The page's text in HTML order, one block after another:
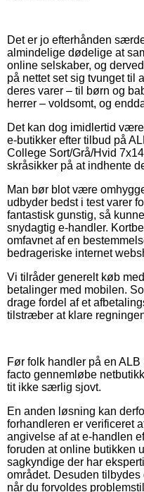
Det er jo efterhånden
almindelige dødelige at
online selskaber, og
på nettet set sig tvunget til
deres varer – til børn og
herrer – voldsomt, og
Det kan dog imidlertid
e-butikker efter tilbud på
College Sort/Grå/Hvid
skråsikker på at indhente
Man bør blot være
udbyder bedst i test varer
fantastisk gunstig, så
snydagtig e-handler.
omfavnet af en
bedrageriske internet
Vi tilråder generelt køb
betalinger med mobilen.
drage fordel af et
tilstræber at klare
Før folk handler på en
facto gennemløbe
tit ikke særlig sjovt.
En anden løsning kan
forhandleren er verificeret
angivelse af at e-handlen
foruden at online butikken
sagkyndige der har
området. Desuden
når du forvoldes